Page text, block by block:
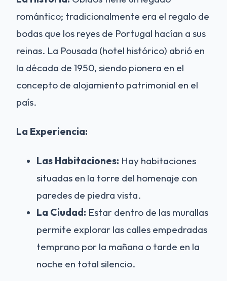
romántico; tradicionalmente era el regalo de
bodas que los reyes de Portugal hacían a sus
reinas. La Pousada (hotel histórico) abrió en
la década de 1950, siendo pionera en el
concepto de alojamiento patrimonial en el
país.
La Experiencia:
Las Habitaciones: Hay habitaciones
situadas en la torre del homenaje con
paredes de piedra vista.
La Ciudad: Estar dentro de las murallas
permite explorar las calles empedradas
temprano por la mañana o tarde en la
noche en total silencio.